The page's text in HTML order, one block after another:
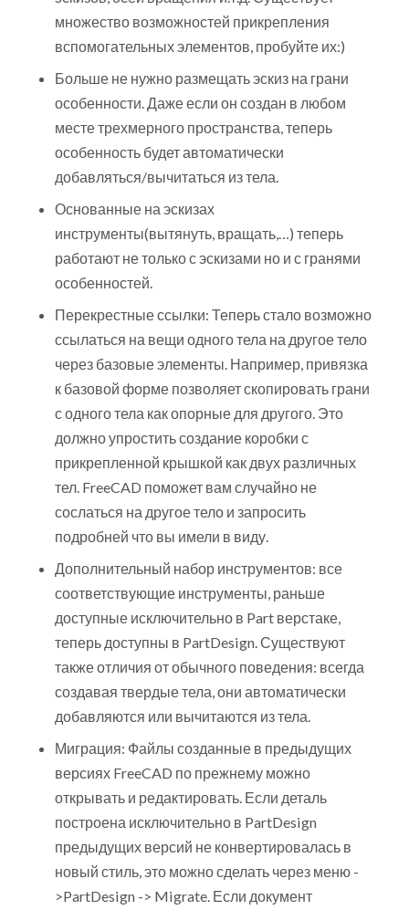
множество возможностей прикрепления
вспомогательных элементов, пробуйте их:)
Больше не нужно размещать эскиз на грани
особенности. Даже если он создан в любом
месте трехмерного пространства, теперь
особенность будет автоматически
добавляться/вычитаться из тела.
Основанные на эскизах
инструменты(вытянуть, вращать,…) теперь
работают не только с эскизами но и с гранями
особенностей.
Перекрестные ссылки: Теперь стало возможно
ссылаться на вещи одного тела на другое тело
через базовые элементы. Например, привязка
к базовой форме позволяет скопировать грани
с одного тела как опорные для другого. Это
должно упростить создание коробки с
прикрепленной крышкой как двух различных
тел. FreeCAD поможет вам случайно не
сослаться на другое тело и запросить
подробней что вы имели в виду.
Дополнительный набор инструментов: все
соответствующие инструменты, раньше
доступные исключительно в Part верстаке,
теперь доступны в PartDesign. Существуют
также отличия от обычного поведения: всегда
создавая твердые тела, они автоматически
добавляются или вычитаются из тела.
Миграция: Файлы созданные в предыдущих
версиях FreeCAD по прежнему можно
открывать и редактировать. Если деталь
построена исключительно в PartDesign
предыдущих версий не конвертировалась в
новый стиль, это можно сделать через меню -
>PartDesign -> Migrate. Если документ